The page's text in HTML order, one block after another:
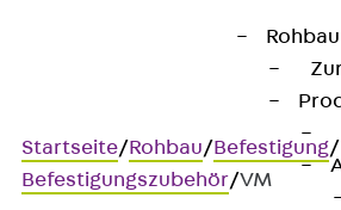
Rohbau
Startseite/Rohbau/Befestigung/
Befestigungszubehör/VM